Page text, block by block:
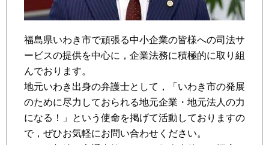
福島県いわき市で頑張る中小企業の皆様への司法サ
ービスの提供を中心に，企業法務に積極的に取り組
んでおります。
地元いわき出身の弁護士として，「いわき市の発展
のために尽力しておられる地元企業・地元法人の力
になる！」という使命を掲げて活動しておりますの
で，ぜひお気軽にお問い合わせください。